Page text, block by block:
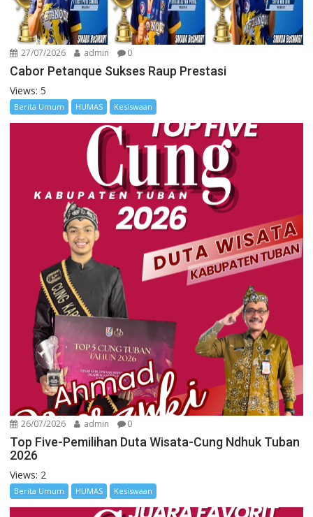
27/07/2026 admin 0
Cabor Petanque Sukses Raup Prestasi
Views: 5
Berita Umum HUMAS Kesiswaan
26/07/2026 admin 0
Top Five-Pemilihan Duta Wisata-Cung Ndhuk Tuban
2026
Views: 2
Berita Umum HUMAS Kesiswaan